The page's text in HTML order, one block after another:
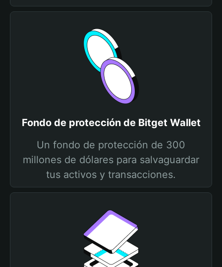
Fondo de protección de Bitget Wallet
Un fondo de protección de 300
millones de dólares para salvaguardar
tus activos y transacciones.